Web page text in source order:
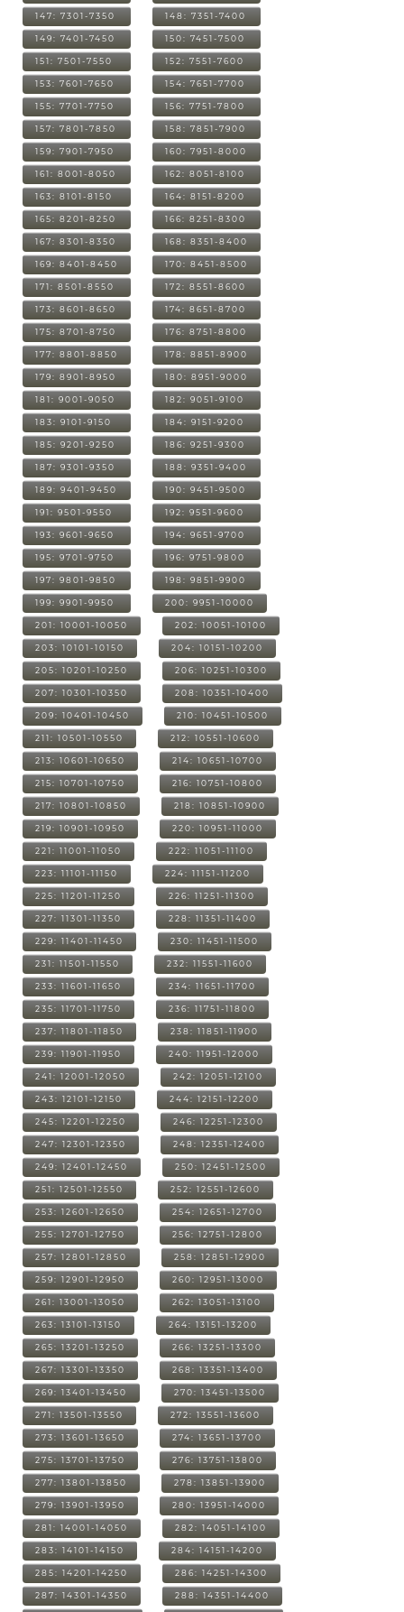
147: 7301-7350 148: 7351-7400
149: 7401-7450 150: 7451-7500
151: 7501-7550 152: 7551-7600
153: 7601-7650 154: 7651-7700
155: 7701-7750 156: 7751-7800
157: 7801-7850 158: 7851-7900
159: 7901-7950 160: 7951-8000
161: 8001-8050 162: 8051-8100
163: 8101-8150 164: 8151-8200
165: 8201-8250 166: 8251-8300
167: 8301-8350 168: 8351-8400
169: 8401-8450 170: 8451-8500
171: 8501-8550 172: 8551-8600
173: 8601-8650 174: 8651-8700
175: 8701-8750 176: 8751-8800
177: 8801-8850 178: 8851-8900
179: 8901-8950 180: 8951-9000
181: 9001-9050 182: 9051-9100
183: 9101-9150 184: 9151-9200
185: 9201-9250 186: 9251-9300
187: 9301-9350 188: 9351-9400
189: 9401-9450 190: 9451-9500
191: 9501-9550 192: 9551-9600
193: 9601-9650 194: 9651-9700
195: 9701-9750 196: 9751-9800
197: 9801-9850 198: 9851-9900
199: 9901-9950 200: 9951-10000
201: 10001-10050 202: 10051-10100
203: 10101-10150 204: 10151-10200
205: 10201-10250 206: 10251-10300
207: 10301-10350 208: 10351-10400
209: 10401-10450 210: 10451-10500
211: 10501-10550 212: 10551-10600
213: 10601-10650 214: 10651-10700
215: 10701-10750 216: 10751-10800
217: 10801-10850 218: 10851-10900
219: 10901-10950 220: 10951-11000
221: 11001-11050 222: 11051-11100
223: 11101-11150 224: 11151-11200
225: 11201-11250 226: 11251-11300
227: 11301-11350 228: 11351-11400
229: 11401-11450 230: 11451-11500
231: 11501-11550 232: 11551-11600
233: 11601-11650 234: 11651-11700
235: 11701-11750 236: 11751-11800
237: 11801-11850 238: 11851-11900
239: 11901-11950 240: 11951-12000
241: 12001-12050 242: 12051-12100
243: 12101-12150 244: 12151-12200
245: 12201-12250 246: 12251-12300
247: 12301-12350 248: 12351-12400
249: 12401-12450 250: 12451-12500
251: 12501-12550 252: 12551-12600
253: 12601-12650 254: 12651-12700
255: 12701-12750 256: 12751-12800
257: 12801-12850 258: 12851-12900
259: 12901-12950 260: 12951-13000
261: 13001-13050 262: 13051-13100
263: 13101-13150 264: 13151-13200
265: 13201-13250 266: 13251-13300
267: 13301-13350 268: 13351-13400
269: 13401-13450 270: 13451-13500
271: 13501-13550 272: 13551-13600
273: 13601-13650 274: 13651-13700
275: 13701-13750 276: 13751-13800
277: 13801-13850 278: 13851-13900
279: 13901-13950 280: 13951-14000
281: 14001-14050 282: 14051-14100
283: 14101-14150 284: 14151-14200
285: 14201-14250 286: 14251-14300
287: 14301-14350 288: 14351-14400